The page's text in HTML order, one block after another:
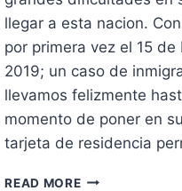
llegar a esta nacion.
por primera vez el 15 de
2019; un caso de
llevamos felizmente
momento de poner en
tarjeta de residencia
READ MORE